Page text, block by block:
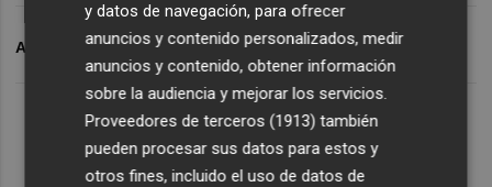
ARCHIVADO EN AGUAS DE VALENCIA IU
y datos de navegación, para ofrecer
anuncios y contenido personalizados, medir
anuncios y contenido, obtener información
sobre la audiencia y mejorar los servicios.
Proveedores de terceros (1913) también
pueden procesar sus datos para estos y
otros fines, incluido el uso de datos de